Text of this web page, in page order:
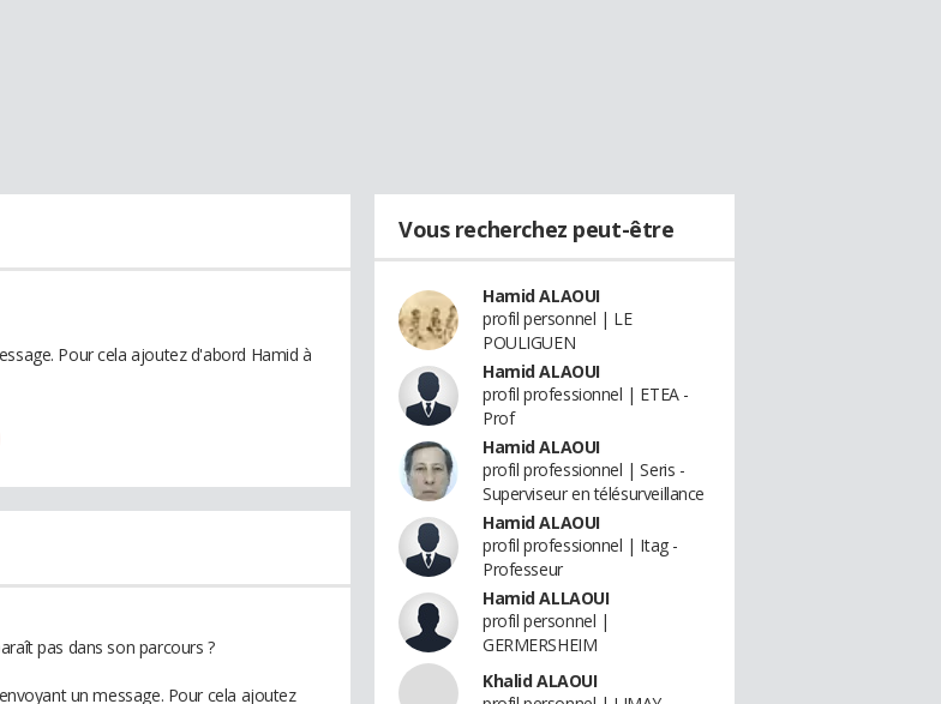
Pour cela ajoutez d'abord Hamid à
pas dans son parcours ?
un message. Pour cela ajoutez
Vous recherchez peut-être
Hamid ALAOUI
profil personnel | LE
POULIGUEN
Hamid ALAOUI
profil professionnel | ETEA -
Prof
Hamid ALAOUI
profil professionnel | Seris -
Superviseur en télésurveillance
Hamid ALAOUI
profil professionnel | Itag -
Professeur
Hamid ALLAOUI
profil personnel |
GERMERSHEIM
Khalid ALAOUI